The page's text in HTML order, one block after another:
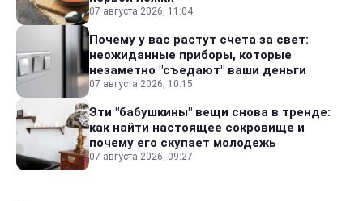
07 августа 2026, 11:04
Почему у вас растут счета за свет:
неожиданные приборы, которые
незаметно "съедают" ваши деньги
07 августа 2026, 10:15
Эти "бабушкины" вещи снова в тренде:
как найти настоящее сокровище и
почему его скупает молодежь
07 августа 2026, 09:27